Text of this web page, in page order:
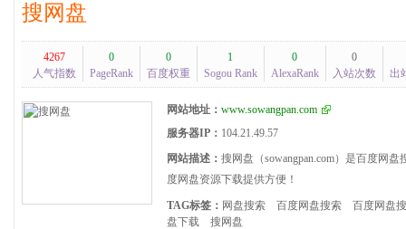
搜网盘
4267
人气指数
0
PageRank
0
百度权重
1
Sogou Rank
0
AlexaRank
0
入站次数
出
网站地址： www.sowangpan.com
服务器IP： 104.21.49.57
网站描述： 搜网盘（sowangpan.com）是百度网
度网盘资源下载提供方便！
TAG标签： 网盘搜索 百度网盘搜索
百度网盘
盘下载
搜网盘